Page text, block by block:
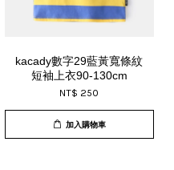
kacady數字29藍黃寬條紋
短袖上衣90-130cm
NT$ 250
加入購物車